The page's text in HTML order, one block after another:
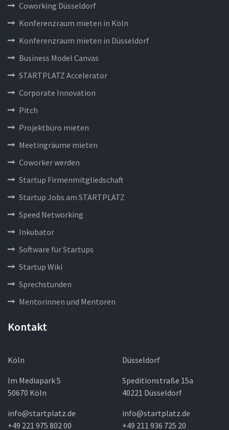
Coworking Düsseldorf
Konferenzraum mieten in Köln
Konferenzraum mieten in Düsseldorf
Business Model Canvas
STARTPLATZ Accelerator
Corporate Innovation
Pitch
Projektbüro mieten
Meetingräume mieten
Coworker werden
Startup Firmenmitgliedschaft
Startup Jobs am STARTPLATZ
Speed Networking
Inkubator
Software für Startups
Startup Wiki
Sprechstunden
Mentorinnen und Mentoren
Kontakt
Köln
Im Mediapark 5
50670 Köln
info@startplatz.de
+49 221 975 802 00
Düsseldorf
Speditionstraße 15a
40221 Düsseldorf
info@startplatz.de
+49 211 936 725 20